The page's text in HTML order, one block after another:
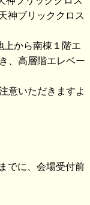
神ブリッククロス
ら南棟１階エ
、高層階エレベー
ただきますよ
でに、会場受付前